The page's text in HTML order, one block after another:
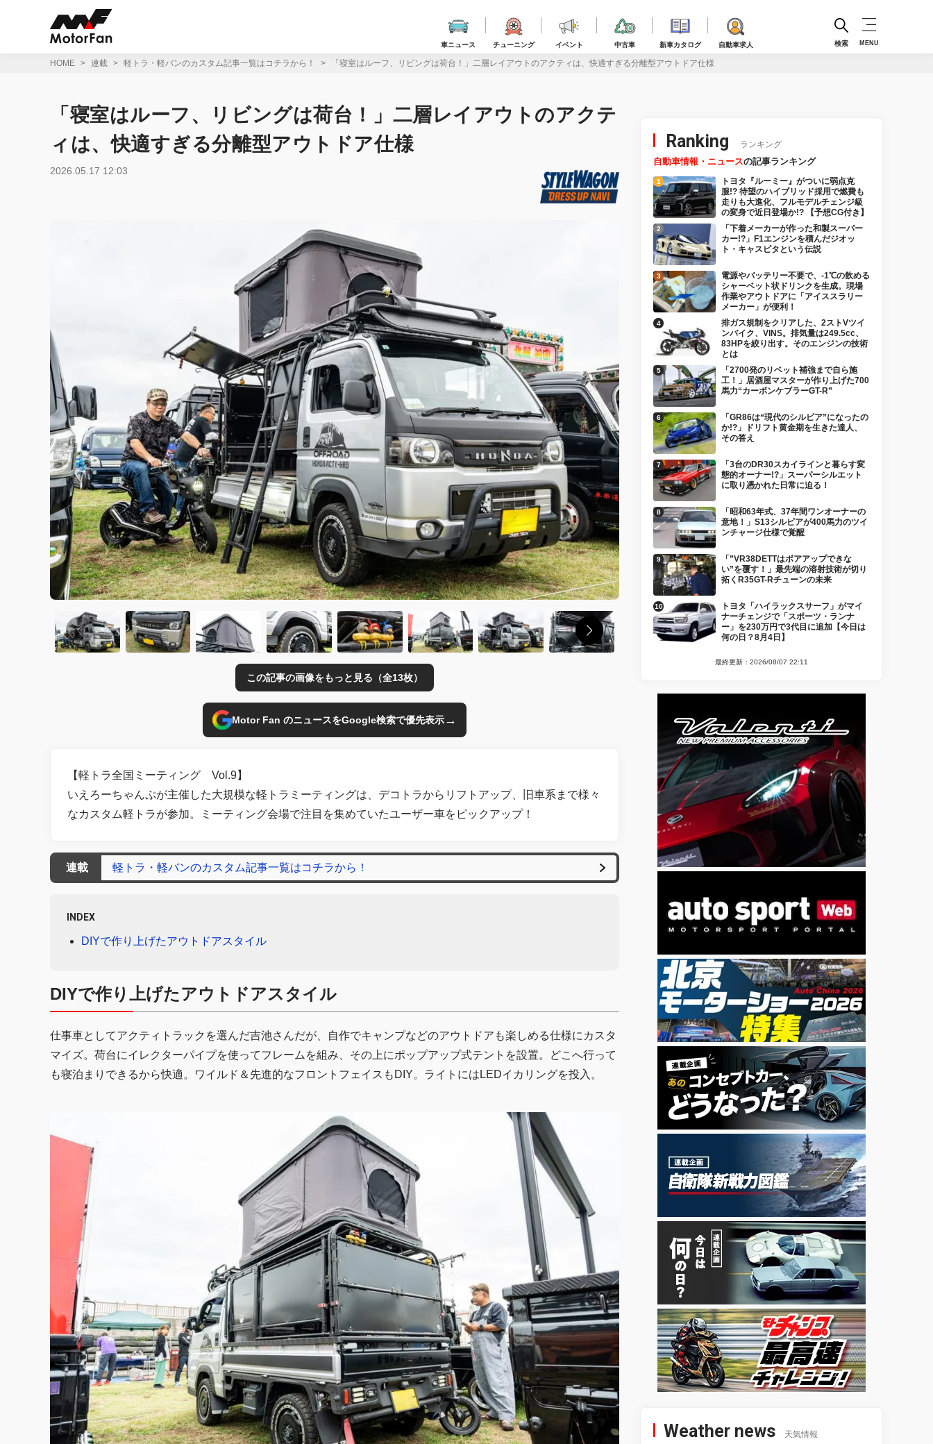
車ニュース チューニング イベント 中古車 新車カタログ 自動車求人 検索 MENU
HOME 連載 軽トラ・軽バンのカスタム記事一覧はコチラから！ 「寝室はルーフ、リビングは荷台！」二層レイアウトのアクティは、快適すぎる分離型アウトドア仕様
「寝室はルーフ、リビングは荷台！」二層レイアウトのアクテ
ィは、快適すぎる分離型アウトドア仕様
2026.05.17 12:03
この記事の画像をもっと見る（全13枚）
Motor Fan のニュースをGoogle検索で優先表示→
【軽トラ全国ミーティング Vol.9】
いえろーちゃんぷが主催した大規模な軽トラミーティングは、デコトラからリフトアップ、旧車系まで様々
なカスタム軽トラが参加。ミーティング会場で注目を集めていたユーザー車をピックアップ！
連載 軽トラ・軽バンのカスタム記事一覧はコチラから！
INDEX
DIYで作り上げたアウトドアスタイル
DIYで作り上げたアウトドアスタイル
仕事車としてアクティトラックを選んだ吉池さんだが、自作でキャンプなどのアウトドアも楽しめる仕様にカスタ
マイズ。荷台にイレクターパイプを使ってフレームを組み、その上にポップアップ式テントを設置。どこへ行って
も寝泊まりできるから快適。ワイルド＆先進的なフロントフェイスもDIY。ライトにはLEDイカリングを投入。
Ranking ランキング
自動車情報・ニュースの記事ランキング
トヨタ『ルーミー』がついに弱点克
服!? 待望のハイブリッド採用で燃費も
走りも大進化、フルモデルチェンジ級
の変身で近日登場か!? 【予想CG付き】
「下着メーカーが作った和製スーパー
カー!?」F1エンジンを積んだジオッ
ト・キャスピタという伝説
電源やバッテリー不要で、-1℃の飲める
シャーベット状ドリンクを生成。現場
作業やアウトドアに「アイススラリー
メーカー」が便利！
排ガス規制をクリアした、2ストVツイ
ンバイク、VINS。排気量は249.5cc、
83HPを絞り出す。そのエンジンの技術
とは
「2700発のリベット補強まで自ら施
工！」居酒屋マスターが作り上げた700
馬力“カーボンケブラーGT-R”
「GR86は“現代のシルビア”になったの
か!?」ドリフト黄金期を生きた達人、
その答え
「3台のDR30スカイラインと暮らす変
態的オーナー!?」スーパーシルエット
に取り憑かれた日常に迫る！
「昭和63年式、37年間ワンオーナーの
意地！」S13シルビアが400馬力のツイ
ンチャージ仕様で覚醒
「”VR38DETTはボアアップできな
い”を覆す！」最先端の溶射技術が切り
拓くR35GT-Rチューンの未来
トヨタ「ハイラックスサーフ」がマイ
ナーチェンジで「スポーツ・ランナ
ー」を230万円で3代目に追加【今日は
何の日？8月4日】
最終更新：2026/08/07 22:11
Weather news 天気情報